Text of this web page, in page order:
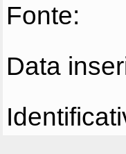
Fonte:
Data